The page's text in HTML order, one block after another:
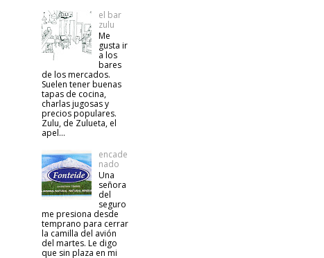
el bar
zulu
Me
gusta ir
a los
bares
de los mercados.
Suelen tener buenas
tapas de cocina,
charlas jugosas y
precios populares.
Zulu, de Zulueta, el
apel...
encade
nado
Una
señora
del
seguro
me presiona desde
temprano para cerrar
la camilla del avión
del martes. Le digo
que sin plaza en mi